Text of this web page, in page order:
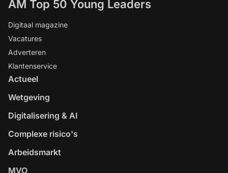
AM Top 50 Young Leaders
Digitaal magazine
Vacatures
Adverteren
Klantenservice
Actueel
Wetgeving
Digitalisering & AI
Complexe risico's
Arbeidsmarkt
MVO